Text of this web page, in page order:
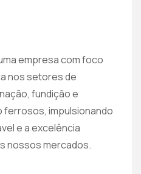
empresa com foco
nos setores de
fundição e
ferrosos, impulsionando
e a excelência
nossos mercados.